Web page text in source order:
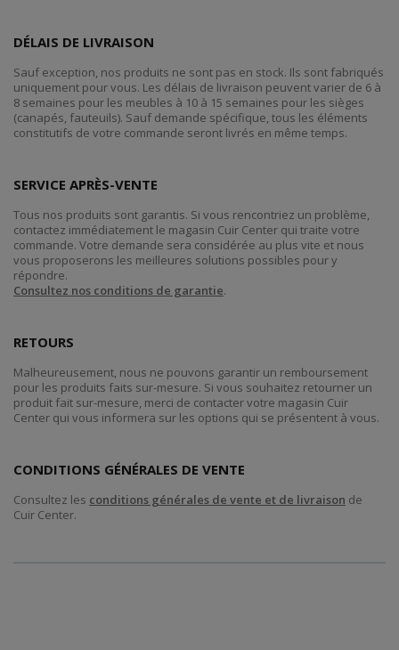
DÉLAIS DE LIVRAISON
Sauf exception, nos produits ne sont pas en stock. Ils sont fabriqués
uniquement pour vous. Les délais de livraison peuvent varier de 6 à
8 semaines pour les meubles à 10 à 15 semaines pour les sièges
(canapés, fauteuils). Sauf demande spécifique, tous les éléments
constitutifs de votre commande seront livrés en même temps.
SERVICE APRÈS-VENTE
Tous nos produits sont garantis. Si vous rencontriez un problème,
contactez immédiatement le magasin Cuir Center qui traite votre
commande. Votre demande sera considérée au plus vite et nous
vous proposerons les meilleures solutions possibles pour y
répondre.
Consultez nos conditions de garantie.
RETOURS
Malheureusement, nous ne pouvons garantir un remboursement
pour les produits faits sur-mesure. Si vous souhaitez retourner un
produit fait sur-mesure, merci de contacter votre magasin Cuir
Center qui vous informera sur les options qui se présentent à vous.
CONDITIONS GÉNÉRALES DE VENTE
Consultez les conditions générales de vente et de livraison de
Cuir Center.